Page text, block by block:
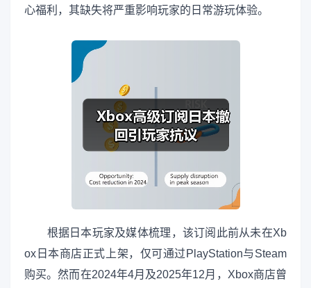
心福利，其缺失将严重影响玩家的日常游玩体验。
根据日本玩家及媒体梳理，该订阅此前从未在Xb
ox日本商店正式上架，仅可通过PlayStation与Steam
购买。然而在2024年4月及2025年12月，Xbox商店曾